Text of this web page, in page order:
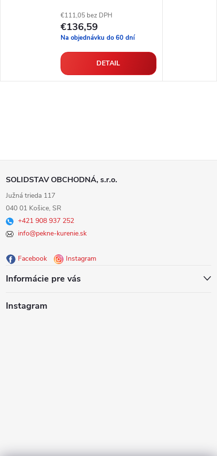
€111,05 bez DPH
€136,59
Na objednávku do 60 dní
DETAIL
Z
á
p
ä
e
SOLIDSTAV OBCHODNÁ, s.r.o.
Južná trieda 117
040 01 Košice, SR
+421 908 937 252
info@pekne-kurenie.sk
Facebook Instagram
Informácie pre vás
Instagram